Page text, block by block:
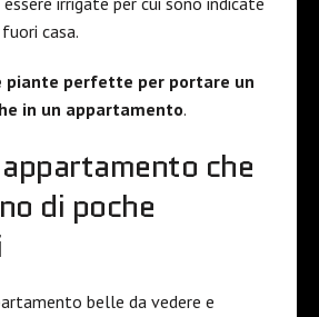
casa.
piante perfette per portare un
in un appartamento.
che
di poche
belle da vedere e